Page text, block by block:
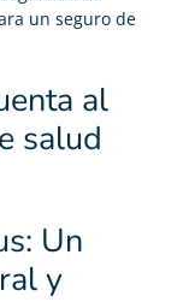
un seguro de
al
salud
Un
y